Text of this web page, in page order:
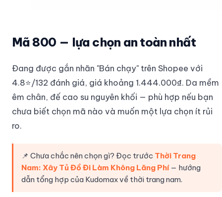
Mã 800 — lựa chọn an toàn nhất
Đang được gắn nhãn "Bán chạy" trên Shopee với
4.8⭐/132 đánh giá, giá khoảng 1.444.000₫. Da mềm
êm chân, đế cao su nguyên khối — phù hợp nếu bạn
chưa biết chọn mã nào và muốn một lựa chọn ít rủi
ro.
📌 Chưa chắc nên chọn gì? Đọc trước Thời Trang
Nam: Xây Tủ Đồ Đi Làm Không Lãng Phí— hướng
dẫn tổng hợp của Kudomax về thời trang nam.